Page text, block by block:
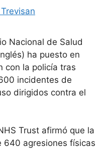
Nacional de Salud
ha puesto en
con la policía tras
incidentes de
dirigidos contra el
Trust afirmó que la
640 agresiones físicas